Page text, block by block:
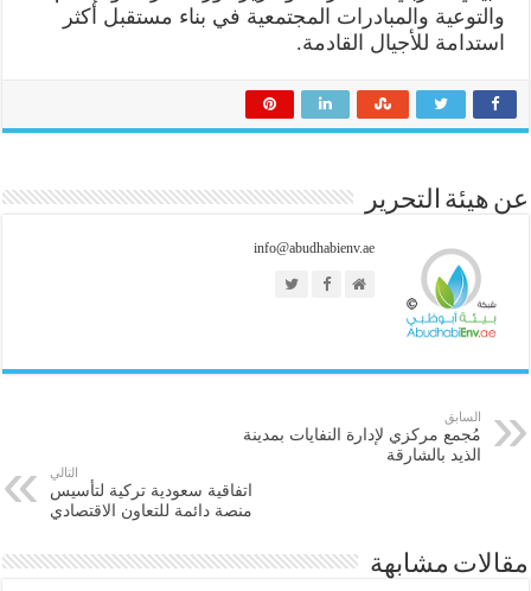
والتوعية والمبادرات المجتمعية في بناء مستقبل أكثر
استدامة للأجيال القادمة.
عن هيئة التحرير
info@abudhabienv.ae
السابق
مُجمع مركزي لإدارة النفايات بمدينة
الذيد بالشارقة
التالي
اتفاقية سعودية تركية لتأسيس
منصة دائمة للتعاون الاقتصادي
مقالات مشابهة